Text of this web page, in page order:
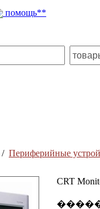
помощь**
/ Периферийные
CRT